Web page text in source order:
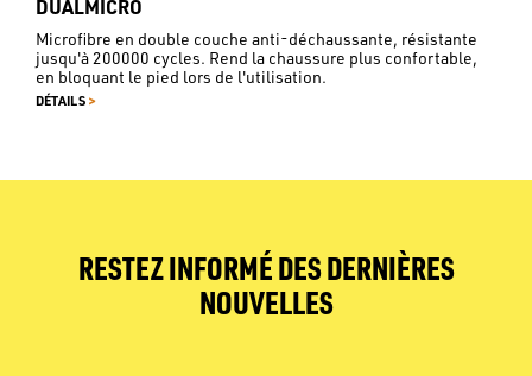
DUALMICRO
Microfibre en double couche anti-déchaussante, résistante
jusqu'à 200000 cycles. Rend la chaussure plus confortable,
en bloquant le pied lors de l'utilisation.
DÉTAILS >
RESTEZ INFORMÉ DES DERNIÈRES
NOUVELLES